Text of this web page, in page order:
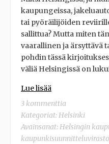
kaupungeissa,
tai pyöräilijöiden
sallittua? Mutta miten
vaarallinen ja ärsyttävä
pohdin tässä
väliä Helsingissä on
Lue lisää
3 kommenttia
Kategoriat:Helsinki
Avainsanat:Helsingin
kaupunkisuunnitteluvirasto